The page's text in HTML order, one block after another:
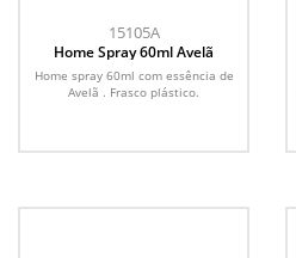
15105A
Home Spray 60ml Avelã
Home spray 60ml com essência de
Avelã . Frasco plástico.